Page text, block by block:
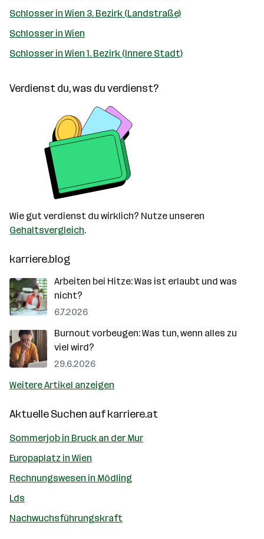
Schlosser in Wien 3. Bezirk (Landstraße)
Schlosser in Wien
Schlosser in Wien 1. Bezirk (Innere Stadt)
Verdienst du, was du verdienst?
Wie gut verdienst du wirklich? Nutze unseren
Gehaltsvergleich.
karriere.blog
Arbeiten bei Hitze: Was ist erlaubt und was
nicht?
6.7.2026
Burnout vorbeugen: Was tun, wenn alles zu
viel wird?
29.6.2026
Weitere Artikel anzeigen
Aktuelle Suchen aufkarriere.at
Sommerjob in Bruck an der Mur
Europaplatz in Wien
Rechnungswesen in Mödling
Lds
Nachwuchsführungskraft